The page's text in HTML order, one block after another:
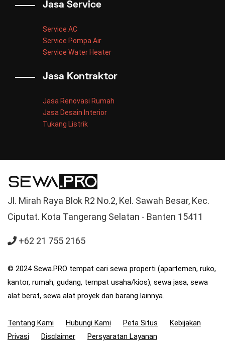
Jasa Service
Service AC
Service Pompa Air
Service Water Heater
Jasa Kontraktor
Jasa Renovasi Rumah
Jasa Desain Interior
Tukang Listrik
Jl. Mirah Raya Blok R2 No.2, Kel. Sawah Besar, Kec.
Ciputat. Kota Tangerang Selatan - Banten 15411
+62 21 755 2165
© 2024 Sewa.PRO tempat cari sewa properti (apartemen, ruko,
kantor, rumah, gudang, tempat usaha/kios), sewa jasa, sewa
alat berat, sewa alat proyek dan barang lainnya.
Tentang Kami Hubungi Kami Peta Situs
Kebijakan
Privasi
Disclaimer Persyaratan Layanan